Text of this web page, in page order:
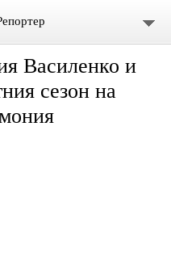
Василенко и
сезон на